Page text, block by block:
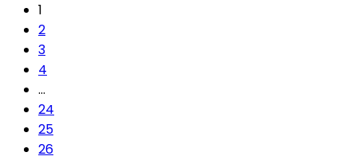
1
2
3
4
…
24
25
26